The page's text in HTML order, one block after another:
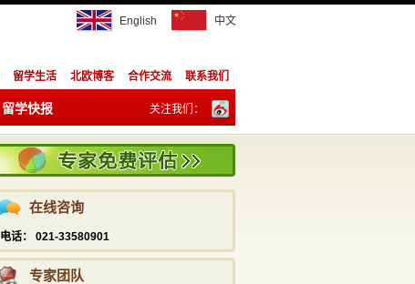
English 中文
留学生活 北欧博客 合作交流 联系我们
留学快报 关注我们：
订阅：
在线咨询
电话： 021-33580901
专家团队
陈祥胜
021—5169 6230
info@studyadviser.com
021—5169 6230